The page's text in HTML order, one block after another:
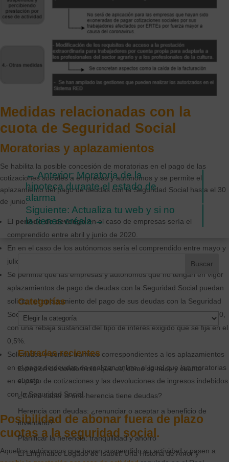
Medidas relacionadas con la
cuota de Seguridad Social
Moratorias y aplazamientos
Se habilita la posible concesión de moratorias en el pago de las
cotizaciones sociales a empresas y autónomos y se permite el
aplazamiento del pago de deudas con la Seguridad Social hasta el 30
de junio.
El periodo de devengo en el caso de empresas sería el
comprendido entre abril y junio de 2020.
En en el caso de los autónomos sería el comprendido entre mayo y
julio de 2020.
Se permite que las empresas y autónomos que no tengan en vigor
aplazamientos de pago de deudas con la Seguridad Social puedan
solicitar el aplazamiento del pago de sus deudas con la Seguridad
Social que deban ingresar entre los meses de abril y junio de 2020,
con una rebaja sustancial del tipo de interés exigido que se fija en el
0,5%.
Solicitudes y demás trámites correspondientes a los aplazamientos
en el pago de deudas de realizan online, al igual que las moratorias
en el pago de cotizaciones y las devoluciones de ingresos indebidos
con la Seguridad Social.
Posibilidad de abonar fuera de plazo
cuotas a la seguridad social.
Aquellos autónomos que hayan suspendido su actividad y pasen a
←Anterior: Moratoria de la
hipoteca durante el estado de
alarma
Siguiente: Actualiza tu web y si no
la tienes créala→
Categorías
Categorías
Entradas recientes
Extinción de condominio: qué es, cómo se hace y cuánto
cuesta
¿Cómo saber si una herencia tiene deudas?
Herencia con deudas: ¿renunciar o aceptar a beneficio de
inventario?
Planificar la herencia: tranquilidad y ahorro
El Enigmático Legado de Isabel: Una Historia de Amor y